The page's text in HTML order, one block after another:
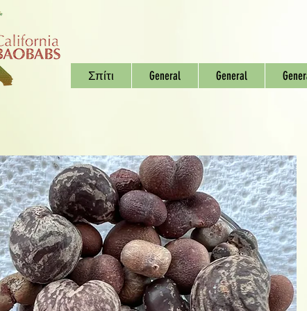
Σπίτι General General